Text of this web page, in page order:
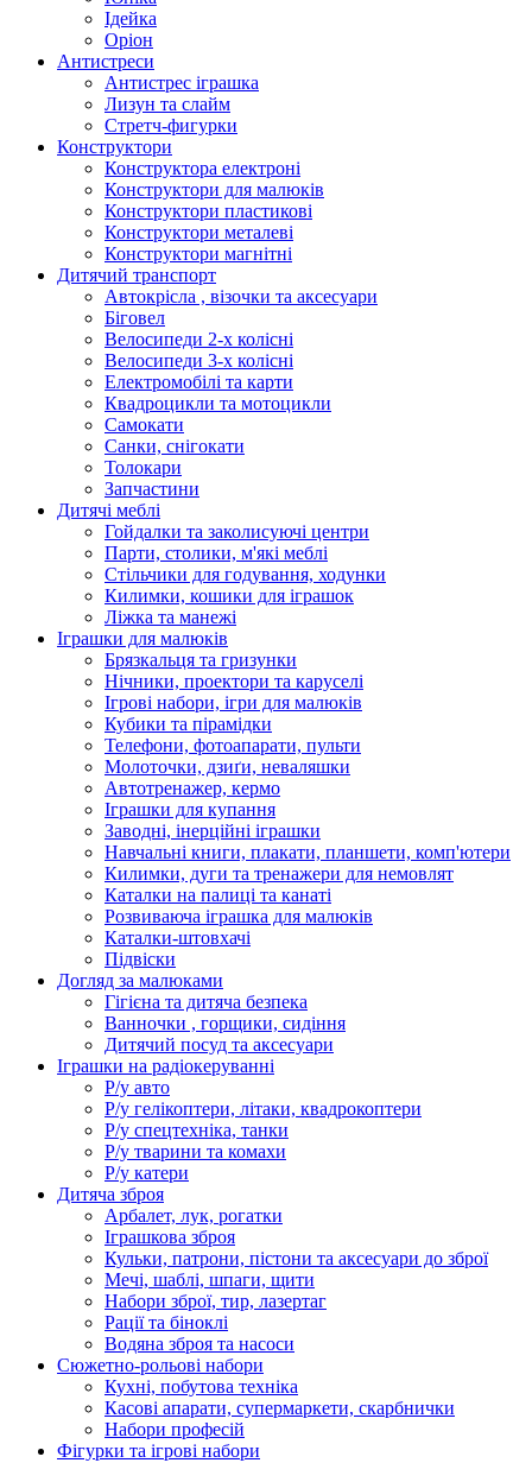
Ідейка
Оріон
Антистреси
Антистрес іграшка
Лизун та слайм
Стретч-фигурки
Конструктори
Конструктора електроні
Конструктори для малюків
Конструктори пластикові
Конструктори металеві
Конструктори магнітні
Дитячий транспорт
Автокрісла , візочки та аксесуари
Біговел
Велосипеди 2-х колісні
Велосипеди 3-х колісні
Електромобілі та карти
Квадроцикли та мотоцикли
Самокати
Санки, снігокати
Толокари
Запчастини
Дитячі меблі
Гойдалки та заколисуючі центри
Парти, столики, м'які меблі
Стільчики для годування, ходунки
Килимки, кошики для іграшок
Ліжка та манежі
Іграшки для малюків
Брязкальця та гризунки
Нічники, проектори та каруселі
Ігрові набори, ігри для малюків
Кубики та пірамідки
Телефони, фотоапарати, пульти
Молоточки, дзиґи, неваляшки
Автотренажер, кермо
Іграшки для купання
Заводні, інерційні іграшки
Навчальні книги, плакати, планшети, комп'ютери
Килимки, дуги та тренажери для немовлят
Каталки на палиці та канаті
Розвиваюча іграшка для малюків
Каталки-штовхачі
Підвіски
Догляд за малюками
Гігієна та дитяча безпека
Ванночки , горщики, сидіння
Дитячий посуд та аксесуари
Іграшки на радіокеруванні
Р/у авто
Р/у гелікоптери, літаки, квадрокоптери
Р/у спецтехніка, танки
Р/у тварини та комахи
Р/у катери
Дитяча зброя
Арбалет, лук, рогатки
Іграшкова зброя
Кульки, патрони, пістони та аксесуари до зброї
Мечі, шаблі, шпаги, щити
Набори зброї, тир, лазертаг
Рації та біноклі
Водяна зброя та насоси
Сюжетно-рольові набори
Кухні, побутова техніка
Касові апарати, супермаркети, скарбнички
Набори професій
Фігурки та ігрові набори